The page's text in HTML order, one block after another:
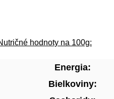
hodnoty na 100g:
Energia:
Bielkoviny: